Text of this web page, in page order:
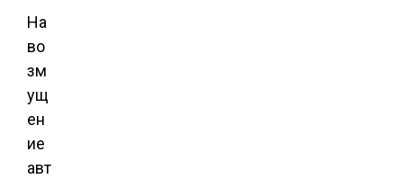
На
во
зм
ущ
ен
ие
авт